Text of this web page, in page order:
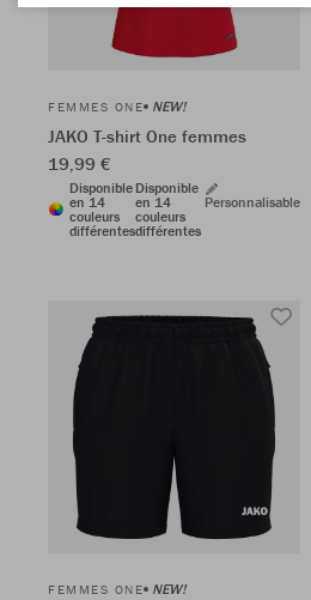
FEMMES ONE NEW!
JAKO T-shirt One femmes
19,99 €
Disponible
en 14
couleurs
différentes
Disponible
en 14
couleurs
différentes
Personnalisable
FEMMES ONE NEW!